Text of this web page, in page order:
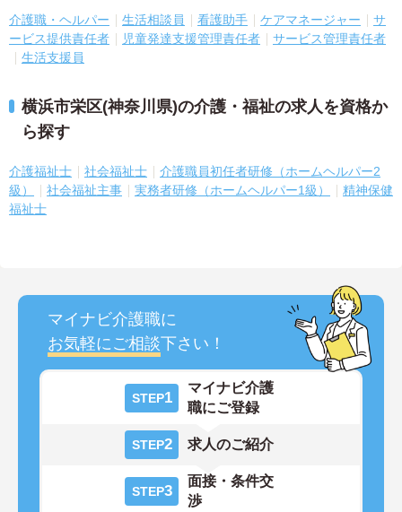
介護職・ヘルパー 生活相談員 看護助手 ケアマネージャー
サ
ービス提供責任者
児童発達支援管理責任者
サービス管理責任者
生活支援員
横浜市栄区(神奈川県)の介護・福祉の求人を資格か
ら探す
介護福祉士 社会福祉士
介護職員初任者研修（ホームヘルパー2
級）
社会福祉主事 実務者研修（ホームヘルパー1級）
精神保健
福祉士
マイナビ介護職に
お気軽にご相談下さい！
STEP1
マイナビ介護
職にご登録
STEP2 求人のご紹介
STEP3
面接・条件交
渉